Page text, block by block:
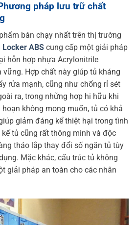
pháp lưu trữ chất
bán chạy nhất trên thị trường
Locker ABS cung cấp một giải pháp
hỗn hợp nhựa Acrylonitrile
vững. Hợp chất này giúp tủ kháng
rửa mạnh, cũng như chống rỉ sét
ra, trong những hợp hi hữu khi
không mong muốn, tủ có khả
giảm đáng kể thiệt hại trong tình
tủ cũng rất thông minh và độc
tháo lắp thay đổi số ngăn tủ tùy
Mặc khác, cấu trúc tủ không
giải pháp an toàn cho các nhân